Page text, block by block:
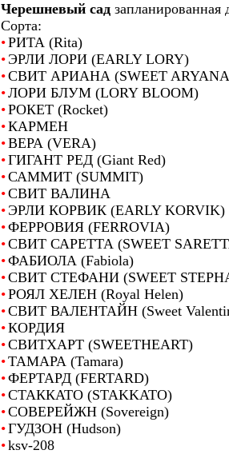
Черешневый сад запланированная
Сорта:
•РИТА (Rita)
• ЭРЛИ ЛОРИ (EARLY LORY)
•СВИТ АРИАНА (SWEET
•ЛОРИ БЛУМ (LORY BLOOM)
•РОКЕТ (Rocket)
•КАРМЕН
•ВЕРА (VERA)
•ГИГАНТ РЕД (Giant Red)
•САММИТ (SUMMIT)
•СВИТ ВАЛИНА
• ЭРЛИ КОРВИК (EARLY KORVIK)
•ФЕРРОВИЯ (FERROVIA)
•СВИТ САРЕТТА (SWEET
•ФАБИОЛА (Fabiola)
•СВИТ СТЕФАНИ (SWEET
•РОЯЛ ХЕЛЕН (Royal Helen)
•СВИТ ВАЛЕНТАЙН (Sweet
•КОРДИЯ
•СВИТХАРТ (SWEETHEART)
•ТАМАРА (Tamara)
•ФЕРТАРД (FERTARD)
•СТАККАТО (STAKKATO)
•СОВЕРЕЙЖН (Sovereign)
•ГУДЗОН (Hudson)
•ksv-208